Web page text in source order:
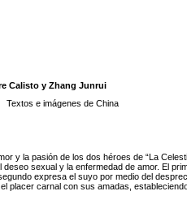
Calisto y Zhang Junrui
Textos e imágenes de China
y la pasión de los dos héroes de “La
sexual y la enfermedad de amor. El
expresa el suyo por medio del
placer carnal con sus amadas,